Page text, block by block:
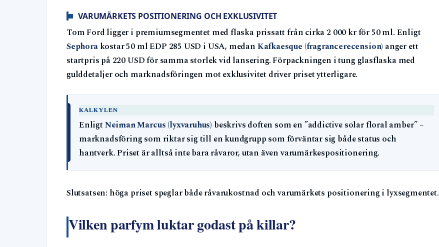
VARUMÄRKETS POSITIONERING OCH EXKLUSIVITET
Tom Ford ligger i premiumsegmentet med flaska prissatt från cirka 2 000 kr för 50 ml. Enligt
Sephorakostar 50 ml EDP 285 USD i USA, medan Kafkaesque (fragrancerecension) anger ett
startpris på 220 USD för samma storlek vid lansering. Förpackningen i tung glasflaska med
gulddetaljer och marknadsföringen mot exklusivitet driver priset ytterligare.
KALKYLEN
EnligtNeiman Marcus (lyxvaruhus) beskrivs doften som en ”addictive solar floral amber” –
marknadsföring som riktar sig till en kundgrupp som förväntar sig både status och
hantverk. Priset är alltså inte bara råvaror, utan även varumärkespositionering.
Slutsatsen: höga priset speglar både råvarukostnad och varumärkets positionering i lyxsegmentet.
Vilken parfym luktar godast på killar?